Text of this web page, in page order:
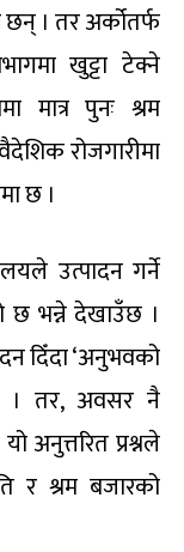
। तर अर्कोतर्फ
खुट्टा टेक्ने
मात्र पुनः श्रम
रोजगारीमा
छ ।
उत्पादन गर्ने
छ भन्ने देखाउँछ ।
दिँदा ‘अनुभवको
। तर, अवसर नै
अनुत्तरित प्रश्नले
र श्रम बजारको